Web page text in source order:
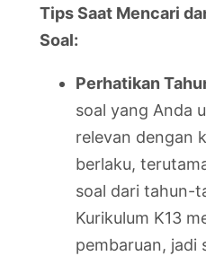
Tips Saat Mencari
Soal:
Perhatikan
soal yang Anda
relevan dengan
berlaku,
soal dari tahun-
Kurikulum K13
pembaruan, jadi